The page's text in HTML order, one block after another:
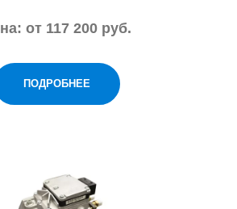
от 117 200 руб.
ПОДРОБНЕЕ